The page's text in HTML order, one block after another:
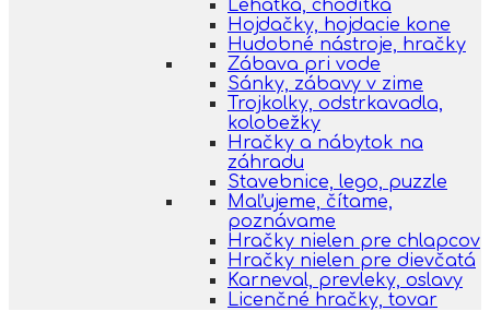
Lehátka, chodítka
Hojdačky, hojdacie kone
Hudobné nástroje, hračky
Zábava pri vode
Sánky, zábavy v zime
Trojkolky, odstrkavadla,
kolobežky
Hračky a nábytok na
záhradu
Stavebnice, lego, puzzle
Maľujeme, čítame,
poznávame
Hračky nielen pre chlapcov
Hračky nielen pre dievčatá
Karneval, prevleky, oslavy
Licenčné hračky, tovar